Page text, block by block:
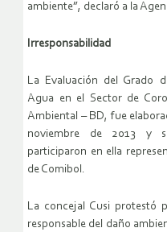
ambiente”, declaró a la
Irresponsabilidad
La Evaluación del Grado
Agua en el Sector de
Ambiental – BD, fue
noviembre de 2013 y
participaron en ella
de Comibol.
La concejal Cusi protestó
responsable del daño